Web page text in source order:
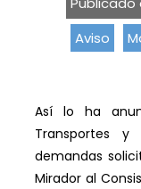
Aviso
Así lo ha
Transportes
demandas
Mirador al